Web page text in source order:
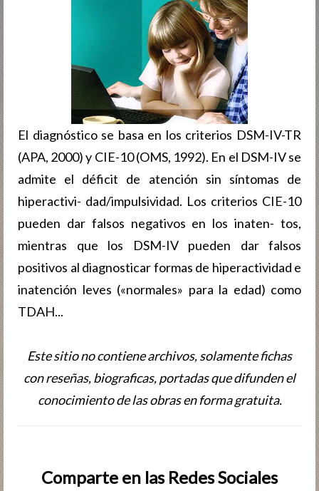
El diagnóstico se basa en los criterios DSM-IV-TR
(APA, 2000) y CIE-10 (OMS, 1992). En el DSM-IV se
admite el déficit de atención sin síntomas de
hiperactivi- dad/impulsividad. Los criterios CIE-10
pueden dar falsos negativos en los inaten- tos,
mientras que los DSM-IV pueden dar falsos
positivos al diagnosticar formas de hiperactividad e
inatención leves («normales» para la edad) como
TDAH...
Este sitio no contiene archivos, solamente fichas
con reseñas, biografic­as, portadas que difunden el
conocimiento de las obras en forma gratuita.
Comparte en las Redes Sociales